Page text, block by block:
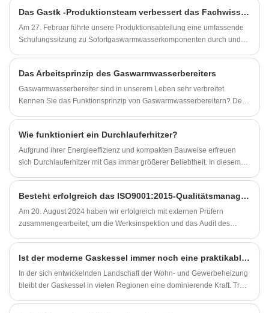
●Die Betriebsspannung beträgt nur 120 V.
●Der Wasserdruck beim Start beträgt nur 0,25 bar.
Das Gastk -Produktionsteam verbessert das Fachwissen in der Installation und der Qualitätskontrolle von Tankless Gas Warmwasserbereiter
Am 27. Februar führte unsere Produktionsabteilung eine umfassende
Schulungssitzung zu Sofortgaswarmwasserkomponenten durch und
kritischen Installationsprotokollen zu vertiefen, um Qualitätsrisiken zu
minimieren und die Sicherheit der Benutzer zu gewährleisten.
Das Arbeitsprinzip des Gaswarmwasserbereiters
Gaswarmwasserbereiter sind in unserem Leben sehr verbreitet.
Kennen Sie das Funktionsprinzip von Gaswarmwasserbereitern? Der
Wie funktioniert ein Durchlauferhitzer?
Aufgrund ihrer Energieeffizienz und kompakten Bauweise erfreuen
sich Durchlauferhitzer mit Gas immer größerer Beliebtheit. In diesem
Warmwasserbereitungssystem aufrüsten möchten. Außerdem
behandeln wir Wartungstipps, Kostenvergleiche und häufig gestellte
Fragen, um Ihnen eine fundierte Entscheidung zu erleichtern.
Besteht erfolgreich das ISO9001:2015-Qualitätsmanagementsystem-Audit
Am 20. August 2024 haben wir erfolgreich mit externen Prüfern
zusammengearbeitet, um die Werksinspektion und das Audit des
einen intensiven Austausch und Austausch mit den Prüfern.
Ist der moderne Gaskessel immer noch eine praktikable Wahl für kohlenstoffarmes Heizen?
In der sich entwickelnden Landschaft der Wohn- und Gewerbeheizung
bleibt der Gaskessel in vielen Regionen eine dominierende Kraft. Trotz